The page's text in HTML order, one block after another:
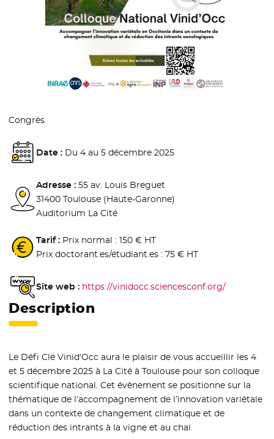
Congrès
Date : Du 4 au 5 décembre 2025
Adresse : 55 av. Louis Breguet
31400 Toulouse (Haute-Garonne)
Auditorium La Cité
Tarif : Prix normal : 150 € HT
Prix doctorant.es/étudiant.es : 75 € HT
Site web : https://vinidocc.sciencesconf.org/
Description
Le Défi Clé Vinid’Occ aura le plaisir de vous accueillir les 4
et 5 décembre 2025 à La Cité à Toulouse pour son colloque
scientifique national. Cet évènement se positionne sur la
thématique de l’accompagnement de l’innovation variétale
dans un contexte de changement climatique et de
réduction des intrants à la vigne et au chai.